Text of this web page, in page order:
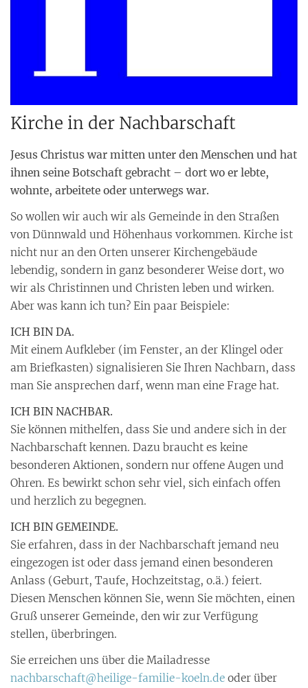
Kirche in der Nachbarschaft
Jesus Christus war mitten unter den Menschen und hat
ihnen seine Botschaft gebracht – dort wo er lebte,
wohnte, arbeitete oder unterwegs war.
So wollen wir auch wir als Gemeinde in den Straßen
von Dünnwald und Höhenhaus vorkommen. Kirche ist
nicht nur an den Orten unserer Kirchengebäude
lebendig, sondern in ganz besonderer Weise dort, wo
wir als Christinnen und Christen leben und wirken.
Aber was kann ich tun? Ein paar Beispiele:
ICH BIN DA.
Mit einem Aufkleber (im Fenster, an der Klingel oder
am Briefkasten) signalisieren Sie Ihren Nachbarn, dass
man Sie ansprechen darf, wenn man eine Frage hat.
ICH BIN NACHBAR.
Sie können mithelfen, dass Sie und andere sich in der
Nachbarschaft kennen. Dazu braucht es keine
besonderen Aktionen, sondern nur offene Augen und
Ohren. Es bewirkt schon sehr viel, sich einfach offen
und herzlich zu begegnen.
ICH BIN GEMEINDE.
Sie erfahren, dass in der Nachbarschaft jemand neu
eingezogen ist oder dass jemand einen besonderen
Anlass (Geburt, Taufe, Hochzeitstag, o.ä.) feiert.
Diesen Menschen können Sie, wenn Sie möchten, einen
Gruß unserer Gemeinde, den wir zur Verfügung
stellen, überbringen.
Sie erreichen uns über die Mailadresse
nachbarschaft@heilige-familie-koeln.de oder über